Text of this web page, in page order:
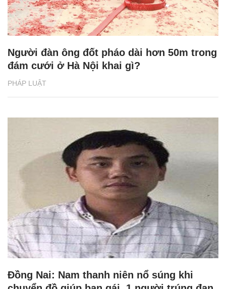
PHÁP LUẬT
Người đàn ông đốt pháo dài hơn 50m trong
đám cưới ở Hà Nội khai gì?
Đồng Nai: Nam thanh niên nổ súng khi